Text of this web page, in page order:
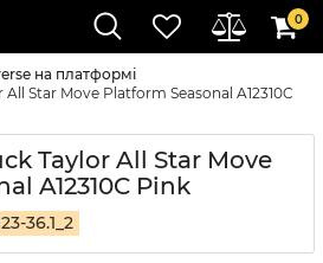
0
на платформі
All Star Move Platform Seasonal A12310C
Taylor All Star Move
A12310C Pink
36.1_2